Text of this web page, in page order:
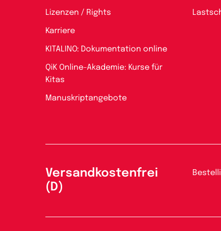
Lizenzen / Rights
Karriere
KITALINO: Dokumentation online
QiK Online-Akademie: Kurse für
Kitas
Manuskriptangebote
Versandkostenfrei
(D)